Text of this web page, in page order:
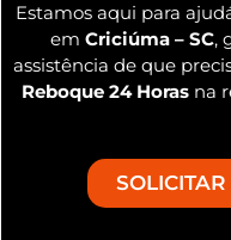
Estamos aqui para
em Criciúma – SC,
assistência de que
Reboque 24 Horasna